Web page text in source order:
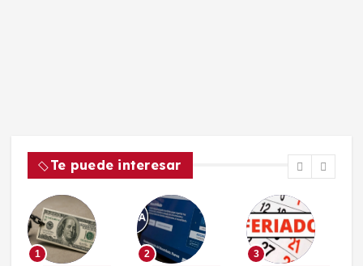
Te puede interesar
1
2
3